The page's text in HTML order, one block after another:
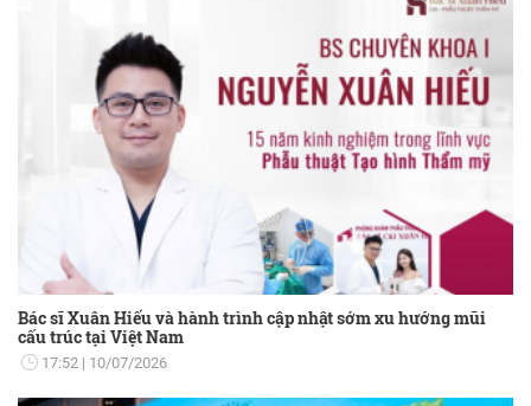
Bác sĩ Xuân Hiếu và hành trình cập nhật sớm xu hướng mũi
cấu trúc tại Việt Nam
17:52 10/07/2026